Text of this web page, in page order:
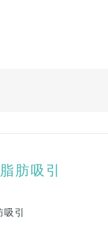
脂肪吸引
吸引